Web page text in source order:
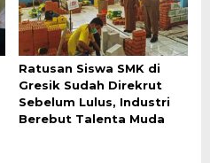
Ratusan Siswa SMK di
Gresik Sudah Direkrut
Sebelum Lulus, Industri
Berebut Talenta Muda